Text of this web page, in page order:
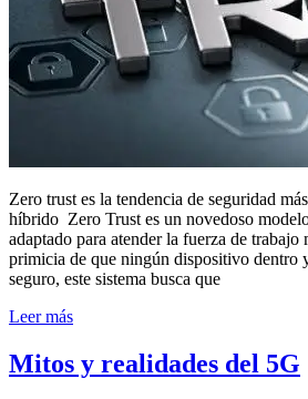
Zero trust es la tendencia de seguridad
híbrido Zero Trust es un novedoso
adaptado para atender la fuerza de trabajo
primicia de que ningún dispositivo dentro
seguro, este sistema busca que
Leer más
Mitos y realidades del 5G